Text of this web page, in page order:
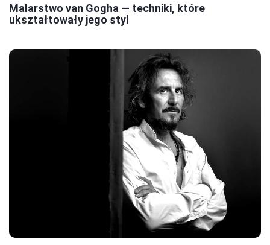
Malarstwo van Gogha — techniki, które
ukształtowały jego styl